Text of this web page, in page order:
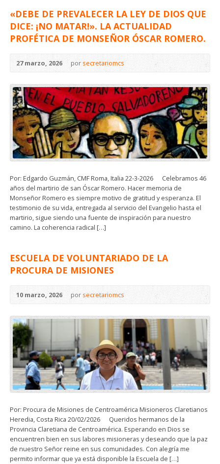
«DEBE DE PREVALECER LA LEY DE DIOS QUE
DICE: ¡NO MATAR!». LA ACTUALIDAD
PROFÉTICA DE MONSEÑOR ÓSCAR ROMERO.
27 marzo, 2026 por secretariomcs
Por: Edgardo Guzmán, CMF Roma, Italia 22-3-2026 Celebramos 46
años del martirio de san Óscar Romero. Hacer memoria de
Monseñor Romero es siempre motivo de gratitud y esperanza. El
testimonio de su vida, entregada al servicio del Evangelio hasta el
martirio, sigue siendo una fuente de inspiración para nuestro
camino. La coherencia radical […]
ESCUELA DE VOLUNTARIADO DE LA
PROCURA DE MISIONES
10 marzo, 2026 por secretariomcs
Por: Procura de Misiones de Centroamérica Misioneros Claretianos
Heredia, Costa Rica 20/02/2026 Queridos hermanos de la
Provincia Claretiana de Centroamérica. Esperando en Dios se
encuentren bien en sus labores misioneras y deseando que la paz
de nuestro Señor reine en sus comunidades. Con alegría me
permito informar que ya está disponible la Escuela de […]